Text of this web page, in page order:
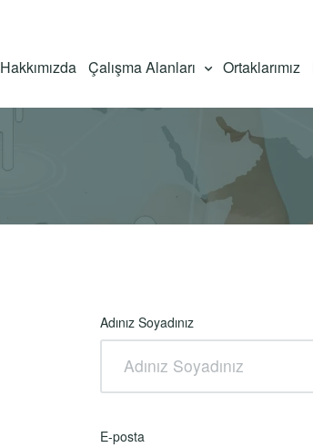
Hakkımızda Çalışma Alanları Ortaklarımız
Adınız Soyadınız
E-posta